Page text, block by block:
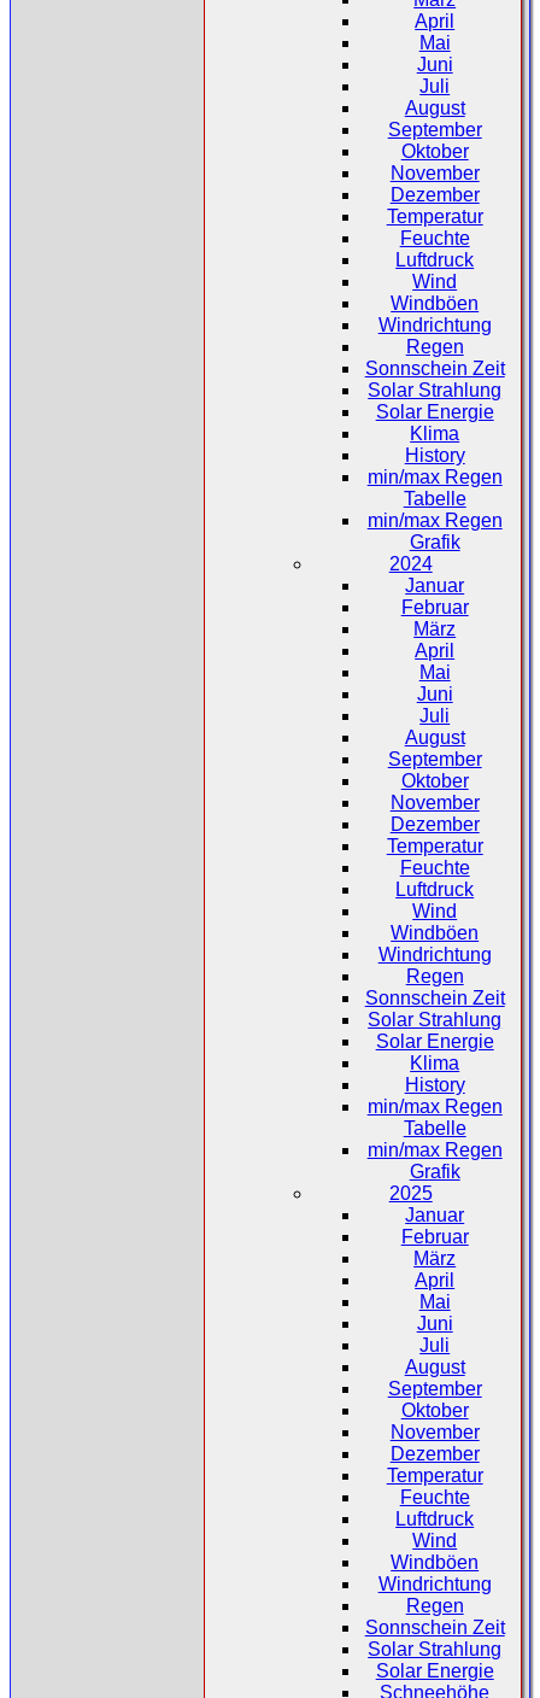
April
Mai
Juni
Juli
August
September
Oktober
November
Dezember
Temperatur
Feuchte
Luftdruck
Wind
Windböen
Windrichtung
Regen
Sonnschein Zeit
Solar Strahlung
Solar Energie
Klima
History
min/max Regen
Tabelle
min/max Regen
Grafik
2024
Januar
Februar
März
April
Mai
Juni
Juli
August
September
Oktober
November
Dezember
Temperatur
Feuchte
Luftdruck
Wind
Windböen
Windrichtung
Regen
Sonnschein Zeit
Solar Strahlung
Solar Energie
Klima
History
min/max Regen
Tabelle
min/max Regen
Grafik
2025
Januar
Februar
März
April
Mai
Juni
Juli
August
September
Oktober
November
Dezember
Temperatur
Feuchte
Luftdruck
Wind
Windböen
Windrichtung
Regen
Sonnschein Zeit
Solar Strahlung
Solar Energie
Schneehöhe